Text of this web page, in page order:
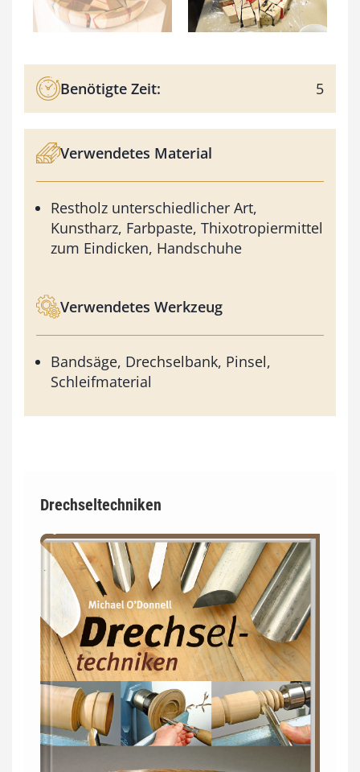
Benötigte Zeit: 5
Verwendetes Material
Restholz unterschiedlicher Art,
Kunstharz, Farbpaste, Thixotropiermittel
zum Eindicken, Handschuhe
Verwendetes Werkzeug
Bandsäge, Drechselbank, Pinsel,
Schleifmaterial
Drechseltechniken